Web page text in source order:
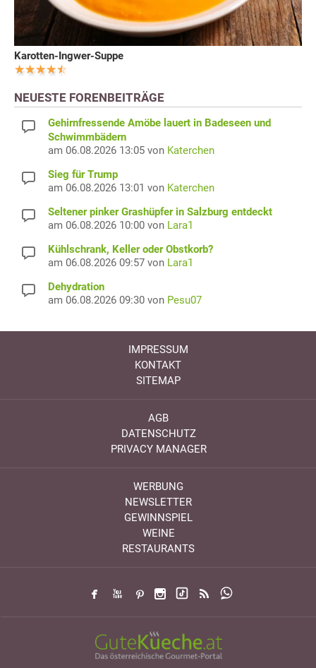
Karotten-Ingwer-Suppe
NEUESTE FORENBEITRÄGE
Gehirnfressende Amöbe lauert in Badeseen und
Schwimmbädern
am 06.08.2026 13:05 von Katerchen
Sieg für Trump
am 06.08.2026 13:01 von Katerchen
Seltener pinker Grashüpfer in Salzburg entdeckt
am 06.08.2026 10:00 von Lara1
Kühlschrank, Keller oder Obstkorb?
am 06.08.2026 09:57 von Lara1
Dehydration
am 06.08.2026 09:30 von Pesu07
IMPRESSUM
KONTAKT
SITEMAP
AGB
DATENSCHUTZ
PRIVACY MANAGER
WERBUNG
NEWSLETTER
GEWINNSPIEL
WEINE
RESTAURANTS